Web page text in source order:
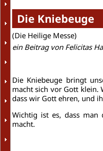
Die Kniebeuge
(Die Heilige Messe)
ein Beitrag von Felicitas
Die Kniebeuge bringt
macht sich vor Gott klein.
dass wir Gott ehren, und
Wichtig ist es, dass man
macht.